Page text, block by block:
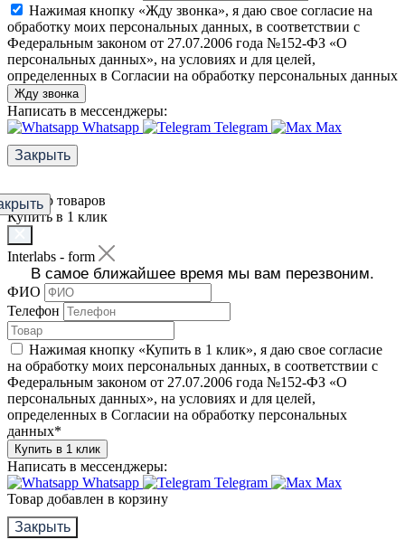
Нажимая кнопку «Жду звонка», я даю свое согласие на
обработку моих персональных данных, в соответствии с
Федеральным законом от 27.07.2006 года №152-ФЗ «О
персональных данных», на условиях и для целей,
определенных в Согласии на обработку персональных данных
Жду звонка
Написать в мессенджеры:
Whatsapp
Telegram
Max
Закрыть
Фильтр товаров
Купить в 1 клик
Interlabs - form
В самое ближайшее время мы вам перезвоним.
ФИО
Телефон
Нажимая кнопку «Купить в 1 клик», я даю свое согласие
на обработку моих персональных данных, в соответствии с
Федеральным законом от 27.07.2006 года №152-ФЗ «О
персональных данных», на условиях и для целей,
определенных в Согласии на обработку персональных
данных*
Купить в 1 клик
Написать в мессенджеры:
Whatsapp
Telegram
Max
Товар добавлен в корзину
Закрыть